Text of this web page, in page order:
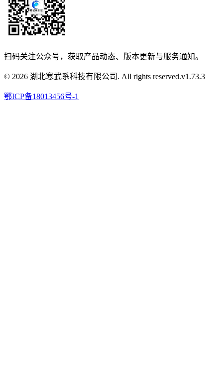
扫码关注公众号，获取产品动态、版本更新与服务通知。
© 2026 湖北寒武系科技有限公司. All rights reserved.v1.73.3
鄂ICP备18013456号-1